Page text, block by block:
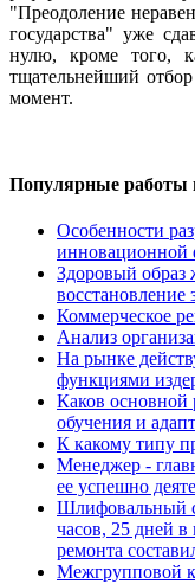
"Преодоление
государства" уже
нулю, кроме того,
тщательнейший
момент.
Популярные работы
Особенности
Здоровый образ
восстановление
Коммерческое
Анализ
На рынке
функциями
Каков основной
обучения и
К какому типу
Менеджер -
ее успешно
Шлифовальный
часов, 25 дней
ремонта
Межгрупповой